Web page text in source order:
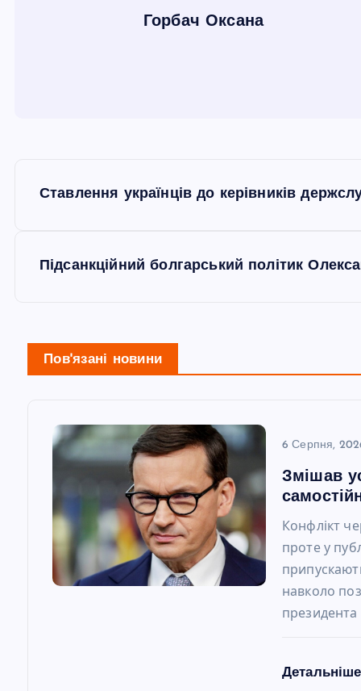
Горбач Оксана
НСтавлення українців до керівників
Підсанкційний болгарський політик
Пов'язані новини
6 Серпня,
Змішав
Конфлікт
проте у
навколо
Детальніше